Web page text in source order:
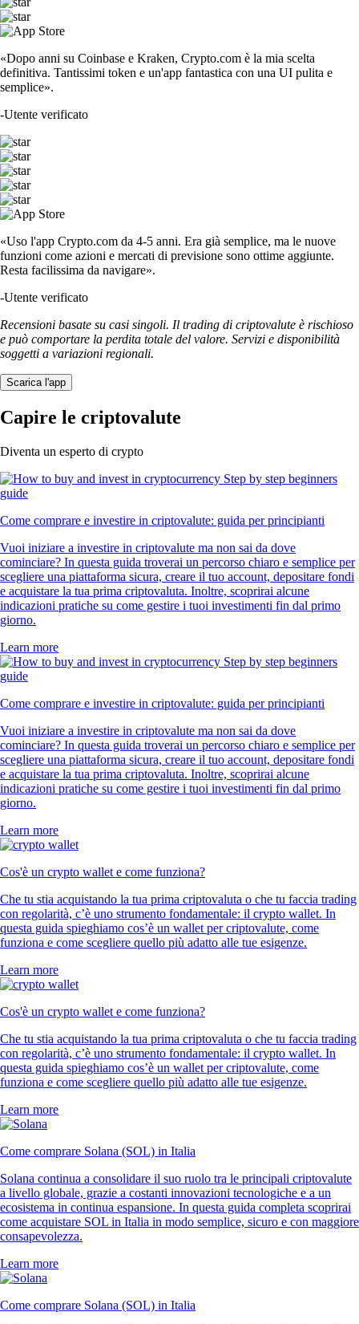
«Dopo anni su Coinbase e Kraken, Crypto.com è la mia scelta
definitiva. Tantissimi token e un'app fantastica con una UI pulita e
semplice».
-Utente verificato
«Uso l'app Crypto.com da 4-5 anni. Era già semplice, ma le nuove
funzioni come azioni e mercati di previsione sono ottime aggiunte.
Resta facilissima da navigare».
-Utente verificato
Recensioni basate su casi singoli. Il trading di criptovalute è rischioso
e può comportare la perdita totale del valore. Servizi e disponibilità
soggetti a variazioni regionali.
Scarica l'app
Capire le criptovalute
Diventa un esperto di crypto
Come comprare e investire in criptovalute: guida per principianti
Vuoi iniziare a investire in criptovalute ma non sai da dove
cominciare? In questa guida troverai un percorso chiaro e semplice per
scegliere una piattaforma sicura, creare il tuo account, depositare fondi
e acquistare la tua prima criptovaluta. Inoltre, scoprirai alcune
indicazioni pratiche su come gestire i tuoi investimenti fin dal primo
giorno.
Learn more
Come comprare e investire in criptovalute: guida per principianti
Vuoi iniziare a investire in criptovalute ma non sai da dove
cominciare? In questa guida troverai un percorso chiaro e semplice per
scegliere una piattaforma sicura, creare il tuo account, depositare fondi
e acquistare la tua prima criptovaluta. Inoltre, scoprirai alcune
indicazioni pratiche su come gestire i tuoi investimenti fin dal primo
giorno.
Learn more
Cos'è un crypto wallet e come funziona?
Che tu stia acquistando la tua prima criptovaluta o che tu faccia trading
con regolarità, c’è uno strumento fondamentale: il crypto wallet. In
questa guida spieghiamo cos’è un wallet per criptovalute, come
funziona e come scegliere quello più adatto alle tue esigenze.
Learn more
Cos'è un crypto wallet e come funziona?
Che tu stia acquistando la tua prima criptovaluta o che tu faccia trading
con regolarità, c’è uno strumento fondamentale: il crypto wallet. In
questa guida spieghiamo cos’è un wallet per criptovalute, come
funziona e come scegliere quello più adatto alle tue esigenze.
Learn more
Come comprare Solana (SOL) in Italia
Solana continua a consolidare il suo ruolo tra le principali criptovalute
a livello globale, grazie a costanti innovazioni tecnologiche e a un
ecosistema in continua espansione. In questa guida completa scoprirai
come acquistare SOL in Italia in modo semplice, sicuro e con maggiore
consapevolezza.
Learn more
Come comprare Solana (SOL) in Italia